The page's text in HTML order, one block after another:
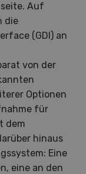
Auf
die
(GDI) an
von der
Optionen
für
dem
hinaus
Eine
eine an den